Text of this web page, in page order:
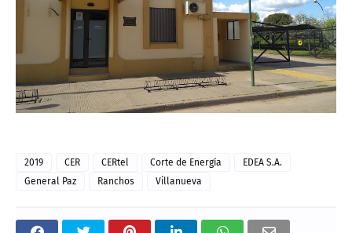
2019 CER CERtel Corte de Energía
EDEA S.A.
General Paz
Ranchos Villanueva